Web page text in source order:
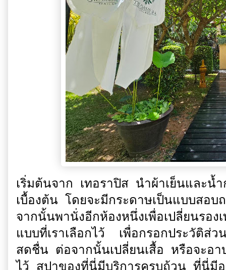
เริ่มต้นจาก เทอราปิส นำผ้าเย็นและน้
เบื้องต้น โดยจะมีกระดาษเป็นแบบสอ
จากนั้นพานั่งอีกห้องหนึ่งเพื่อเปลี่ยนรอ
แบบที่เราเลือกไว้ เพื่อกรอกประวัติส่
สดชื่น ต่อจากนั้นเปลี่ยนเสื้อ หรือจะอ
ไว้ สปาของที่นี่มีบริการครบถ้วน ที่นี่มี